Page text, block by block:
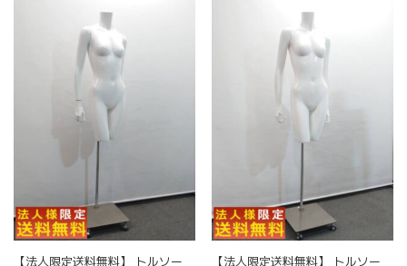
順
【法人限定送料無料】 トルソー
【法人限定送料無料】 トルソー